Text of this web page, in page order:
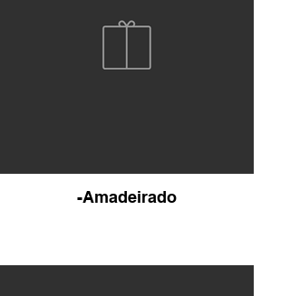
-Amadeirado